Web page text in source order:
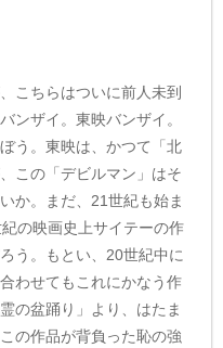
こちらはついに前人未到
ンザイ。東映バンザイ。
う。東映は、かつて「北
この「デビルマン」はそ
か。まだ、21世紀も始ま
の映画史上サイテーの作
う。もとい、20世紀中に
わせてもこれにかなう作
の盆踊り」より、はたま
の作品が背負った恥の強